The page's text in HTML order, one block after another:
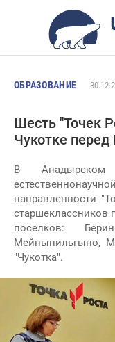
ОБРАЗОВАНИЕ
Шесть "Точек
Чукотке
В Анадырском
направленности
старшеклассников
поселков:
Мейныпильгыно,
"Чукотка".